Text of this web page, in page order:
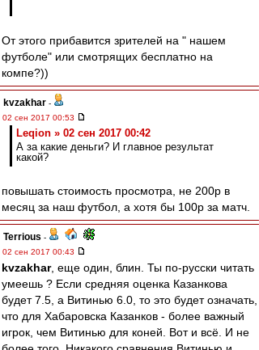
От этого прибавится зрителей на " нашем
футболе" или смотрящих бесплатно на
компе?))
kvzakhar -
02 сен 2017 00:53
Leqion » 02 сен 2017 00:42
А за какие деньги? И главное результат
какой?
повышать стоимость просмотра, не 200р в
месяц за наш футбол, а хотя бы 100р за матч.
Terrious -
02 сен 2017 00:43
kvzakhar, еще один, блин. Ты по-русски читать
умеешь ? Если средняя оценка Казанкова
будет 7.5, а Витинью 6.0, то это будет означать,
что для Хабаровска Казанков - более важный
игрок, чем Витинью для коней. Вот и всё. И не